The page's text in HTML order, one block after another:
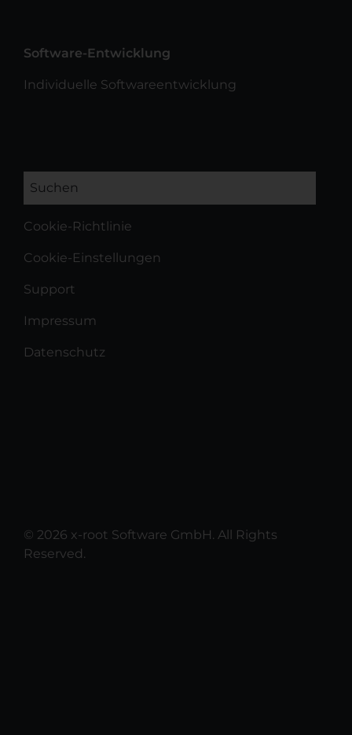
Software-Entwicklung
Individuelle Softwareentwicklung
Cookie-Richtlinie
Cookie-Einstellungen
Support
Impressum
Datenschutz
© 2026 x-root Software GmbH. All Rights
Reserved.